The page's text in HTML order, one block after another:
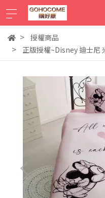
授權商品
正版授權~Disney 迪士尼